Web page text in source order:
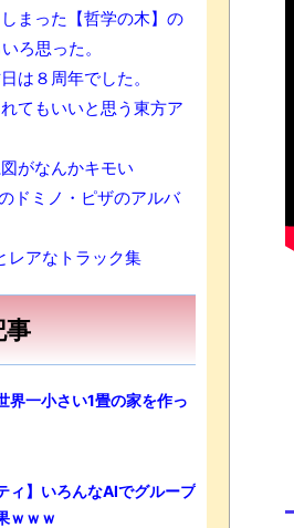
まった【哲学の木】の
ろ思った。
は８周年でした。
てもいいと思う東方ア
がなんかキモい
ドミノ・ピザのアルバ
レアなトラック集
事
界一小さい1畳の家を作っ
ィ】いろんなAIでグループ
ｗｗｗ